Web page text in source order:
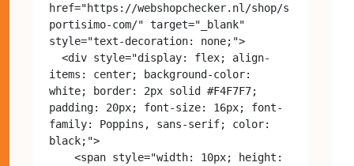
href="https://webshopchecker.nl/shop/s
portisimo-com/" target="_blank"
style="text-decoration: none;">
items: center; background-color:
white; border: 2px solid #F4F7F7;
padding: 20px; font-size: 16px; font-
family: Poppins, sans-serif; color:
black;">